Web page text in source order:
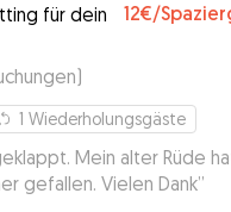
für dein
12€/
)
1 Wiederholungsgäste
Mein alter Rüde
gefallen. Vielen Dank”